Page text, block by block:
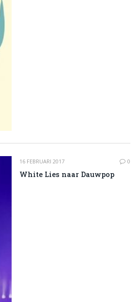
16 FEBRUARI 2017 0
White Lies naar Dauwpop